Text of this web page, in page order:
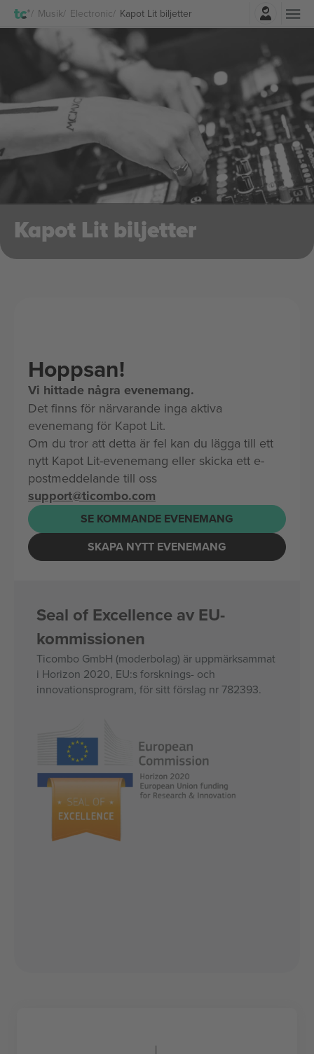
Musik Electronic Kapot Lit biljetterLogga in
Kapot Lit biljetter
Hoppsan!
Vi hittade några evenemang.
Det finns för närvarande inga aktiva
evenemang för Kapot Lit.
Om du tror att detta är fel kan du lägga till ett
nytt Kapot Lit-evenemang eller skicka ett e-
postmeddelande till oss
support@ticombo.com
SE KOMMANDE EVENEMANG
SKAPA NYTT EVENEMANG
Seal of Excellence av EU-
kommissionen
Ticombo GmbH (moderbolag) är uppmärksammat
i Horizon 2020, EU:s forsknings- och
innovationsprogram, för sitt förslag nr 782393.